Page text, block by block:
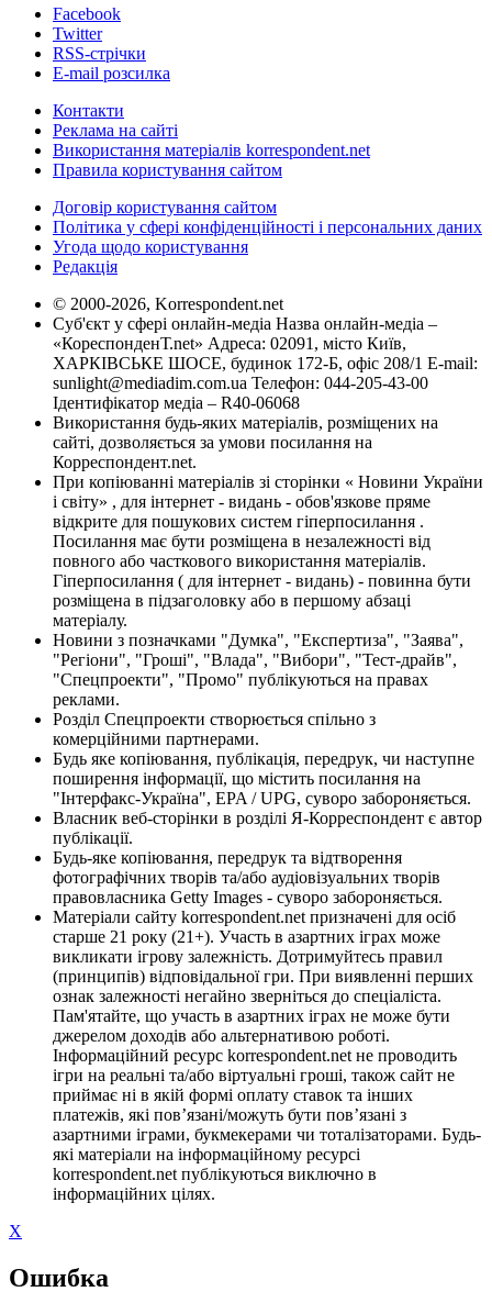
Facebook
Twitter
RSS-стрічки
E-mail розсилка
Контакти
Реклама на сайті
Використання матеріалів korrespondent.net
Правила користування сайтом
Договір користування сайтом
Політика у сфері конфіденційності і персональних даних
Угода щодо користування
Редакція
© 2000-2026, Korrespondent.net
Суб'єкт у сфері онлайн-медіа Назва онлайн-медіа –
«КореспонденТ.net» Адреса: 02091, місто Київ,
ХАРКІВСЬКЕ ШОСЕ, будинок 172-Б, офіс 208/1 E-mail:
sunlight@mediadim.com.ua Телефон: 044-205-43-00
Ідентифікатор медіа – R40-06068
Використання будь-яких матеріалів, розміщених на
сайті, дозволяється за умови посилання на
Корреспондент.net.
При копіюванні матеріалів зі сторінки « Новини України
і світу» , для інтернет - видань - обов'язкове пряме
відкрите для пошукових систем гіперпосилання .
Посилання має бути розміщена в незалежності від
повного або часткового використання матеріалів.
Гіперпосилання ( для інтернет - видань) - повинна бути
розміщена в підзаголовку або в першому абзаці
матеріалу.
Новини з позначками "Думка", "Експертиза", "Заява",
"Регіони", "Гроші", "Влада", "Вибори", "Тест-драйв",
"Спецпроекти", "Промо" публікуються на правах
реклами.
Розділ Спецпроекти створюється спільно з
комерційними партнерами.
Будь яке копіювання, публікація, передрук, чи наступне
поширення інформації, що містить посилання на
"Інтерфакс-Україна", EPA / UPG, суворо забороняється.
Власник веб-сторінки в розділі Я-Корреспондент є автор
публікації.
Будь-яке копіювання, передрук та відтворення
фотографічних творів та/або аудіовізуальних творів
правовласника Getty Images - суворо забороняється.
Матеріали сайту korrespondent.net призначені для осіб
старше 21 року (21+). Участь в азартних іграх може
викликати ігрову залежність. Дотримуйтесь правил
(принципів) відповідальної гри. При виявленні перших
ознак залежності негайно зверніться до спеціаліста.
Пам'ятайте, що участь в азартних іграх не може бути
джерелом доходів або альтернативою роботі.
Інформаційний ресурс korrespondent.net не проводить
ігри на реальні та/або віртуальні гроші, також сайт не
приймає ні в якій формі оплату ставок та інших
платежів, які пов’язані/можуть бути пов’язані з
азартними іграми, букмекерами чи тоталізаторами. Будь-
які матеріали на інформаційному ресурсі
korrespondent.net публікуються виключно в
інформаційних цілях.
X
Ошибка